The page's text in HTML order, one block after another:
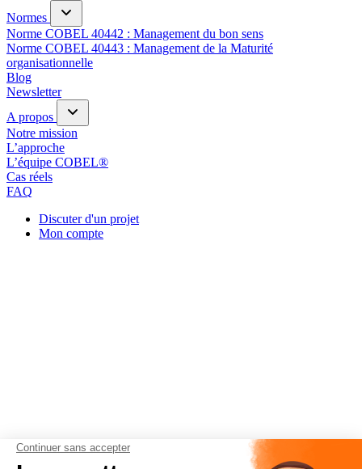
Normes
Norme COBEL 40442 : Management du bon sens
Norme COBEL 40443 : Management de la Maturité
organisationnelle
Blog
Newsletter
A propos
Notre mission
L’approche
L’équipe COBEL®
Cas réels
FAQ
Discuter d'un projet
Mon compte